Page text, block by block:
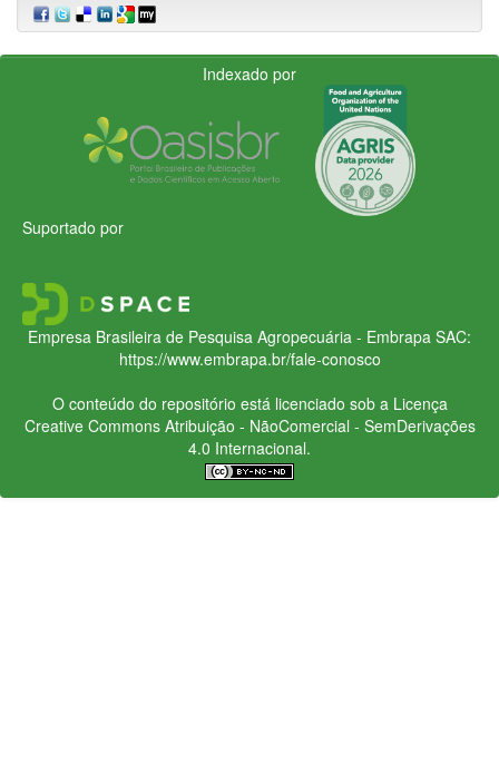
Indexado por
Suportado por
Empresa Brasileira de Pesquisa Agropecuária - Embrapa SAC:
https://www.embrapa.br/fale-conosco
O conteúdo do repositório está licenciado sob a Licença
Creative CommonsAtribuição - NãoComercial - SemDerivações
4.0 Internacional.